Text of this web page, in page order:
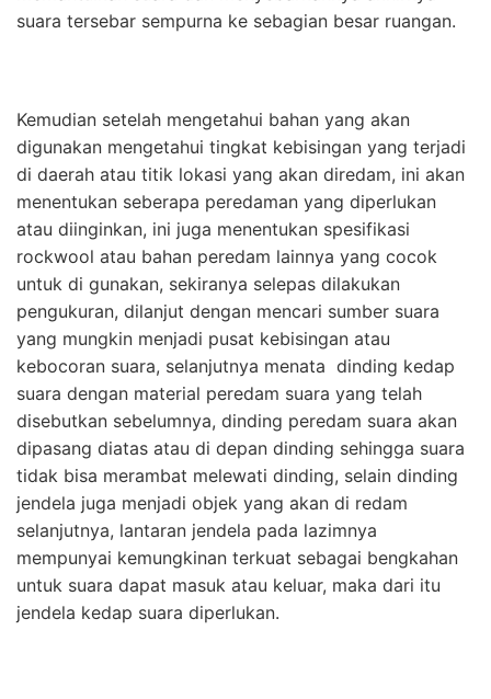
suara tersebar sempurna ke sebagian besar ruangan.
Kemudian setelah mengetahui bahan yang akan
digunakan mengetahui tingkat kebisingan yang terjadi
di daerah atau titik lokasi yang akan diredam, ini akan
menentukan seberapa peredaman yang diperlukan
atau diinginkan, ini juga menentukan spesifikasi
rockwool atau bahan peredam lainnya yang cocok
untuk di gunakan, sekiranya selepas dilakukan
pengukuran, dilanjut dengan mencari sumber suara
yang mungkin menjadi pusat kebisingan atau
kebocoran suara, selanjutnya menata dinding kedap
suara dengan material peredam suara yang telah
disebutkan sebelumnya, dinding peredam suara akan
dipasang diatas atau di depan dinding sehingga suara
tidak bisa merambat melewati dinding, selain dinding
jendela juga menjadi objek yang akan di redam
selanjutnya, lantaran jendela pada lazimnya
mempunyai kemungkinan terkuat sebagai bengkahan
untuk suara dapat masuk atau keluar, maka dari itu
jendela kedap suara diperlukan.